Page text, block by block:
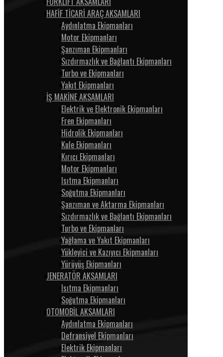
HAFİF TİCARİ ARAÇ AKSAMLARI
Aydınlatma Ekipmanları
Motor Ekipmanları
Şanzıman Ekipmanları
Sızdırmazlık ve Bağlantı Ekipmanları
Turbo ve Ekipmanları
Yakıt Ekipmanları
İŞ MAKİNE AKSAMLARI
Elektrik ve Elektronik Ekipmanları
Fren Ekipmanları
Hidrolik Ekipmanları
Kule Ekipmanları
Kırıcı Ekipmanları
Motor Ekipmanları
Isıtma Ekipmanları
Soğutma Ekipmanları
Şanzıman ve Aktarma Ekipmanları
Sızdırmazlık ve Bağlantı Ekipmanları
Turbo ve Ekipmanları
Yağlama ve Yakıt Ekipmanları
Yükleyici ve Kazıyıcı Ekipmanları
Yürüyüş Ekipmanları
JENERATÖR AKSAMLARI
Isıtma Ekipmanları
Soğutma Ekipmanları
OTOMOBİL AKSAMLARI
Aydınlatma Ekipmanları
Defransiyel Ekipmanları
Elektrik Ekipmanları